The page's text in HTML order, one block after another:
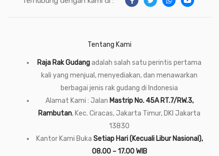
Tentang Kami
Raja Rak Gudangadalah salah satu perintis pertama
kali yang menjual, menyediakan, dan menawarkan
berbagai jenis rak gudang di Indonesia
Alamat Kami : Jalan Mastrip No. 45A RT.7/RW.3,
Rambutan, Kec. Ciracas, Jakarta Timur, DKI Jakarta
13830
Kantor Kami Buka Setiap Hari (Kecuali Libur Nasional),
08.00 – 17.00 WIB